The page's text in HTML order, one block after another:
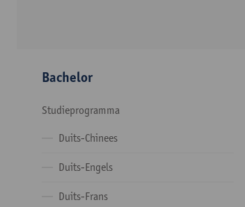
Bachelor
Studieprogramma
Duits-Chinees
Duits-Engels
Duits-Frans